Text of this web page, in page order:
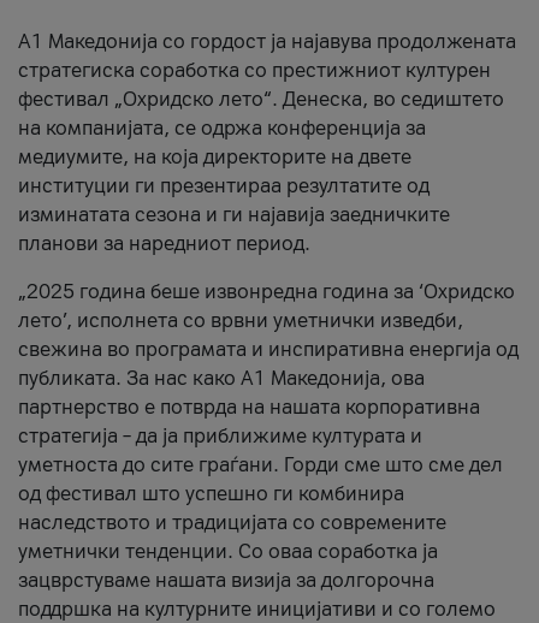
A1 Македонија со гордост ја најавува продолжената
стратегиска соработка со престижниот културен
фестивал „Охридско лето“. Денеска, во седиштето
на компанијата, се одржа конференција за
медиумите, на која директорите на двете
институции ги презентираа резултатите од
изминатата сезона и ги најавија заедничките
планови за наредниот период.
„2025 година беше извонредна година за ‘Охридско
лето’, исполнета со врвни уметнички изведби,
свежина во програмата и инспиративна енергија од
публиката. За нас како A1 Македонија, ова
партнерство е потврда на нашата корпоративна
стратегија – да ја приближиме културата и
уметноста до сите граѓани. Горди сме што сме дел
од фестивал што успешно ги комбинира
наследството и традицијата со современите
уметнички тенденции. Со оваа соработка ја
зацврстуваме нашата визија за долгорочна
поддршка на културните иницијативи и со големо